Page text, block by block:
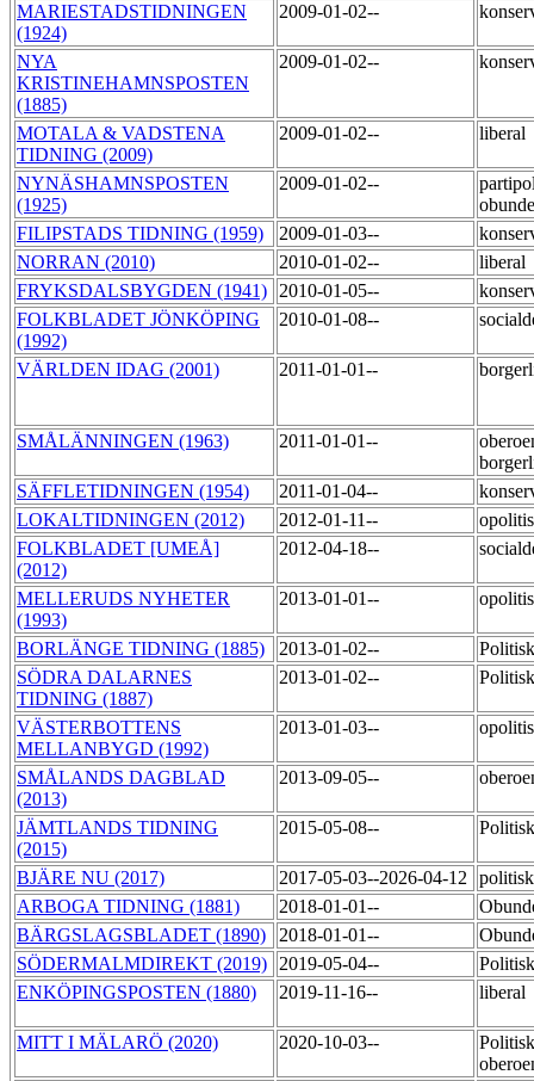
MARIESTADSTIDNINGEN
(1924)
2009-01-02--
NYA
KRISTINEHAMNSPOSTEN
(1885)
2009-01-02--
MOTALA & VADSTENA
TIDNING (2009)
2009-01-02-- liberal
NYNÄSHAMNSPOSTEN
(1925)
2009-01-02--
FILIPSTADS TIDNING (1959)
2009-01-03--
NORRAN (2010)
2010-01-02--
liberal
FRYKSDALSBYGDEN (1941)
2010-01-05--
FOLKBLADET JÖNKÖPING
(1992)
2010-01-08--
VÄRLDEN IDAG (2001) 2011-01-01--
SMÅLÄNNINGEN (1963) 2011-01-01--
SÄFFLETIDNINGEN (1954)
2011-01-04--
LOKALTIDNINGEN (2012)
2012-01-11--
FOLKBLADET [UMEÅ]
(2012)
2012-04-18--
MELLERUDS NYHETER
(1993)
2013-01-01--
BORLÄNGE TIDNING (1885) 2013-01-02--
SÖDRA DALARNES
TIDNING (1887)
2013-01-02--
VÄSTERBOTTENS
MELLANBYGD (1992)
2013-01-03--
SMÅLANDS DAGBLAD
(2013)
2013-09-05--
JÄMTLANDS TIDNING
(2015)
2015-05-08--
BJÄRE NU (2017) 2017-05-03--2026-04-12
ARBOGA TIDNING (1881)
2018-01-01--
BÄRGSLAGSBLADET (1890)
2018-01-01--
SÖDERMALMDIREKT (2019)
2019-05-04--
ENKÖPINGSPOSTEN (1880)
2019-11-16-- liberal
MITT I MÄLARÖ (2020) 2020-10-03--